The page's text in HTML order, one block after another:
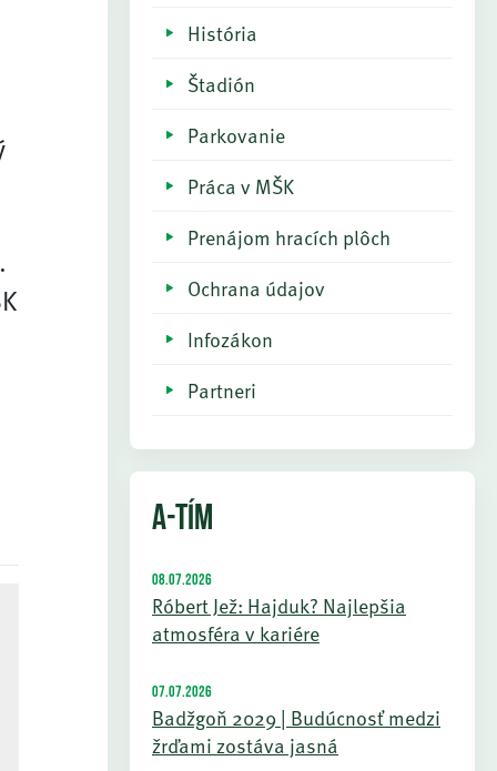
História
Štadión
Parkovanie
Práca v MŠK
Prenájom hracích plôch
Ochrana údajov
Infozákon
Partneri
A-TÍM
08.07.2026
Róbert Jež: Hajduk? Najlepšia
atmosféra v kariére
07.07.2026
Badžgoň 2029 | Budúcnosť medzi
žrďami zostáva jasná